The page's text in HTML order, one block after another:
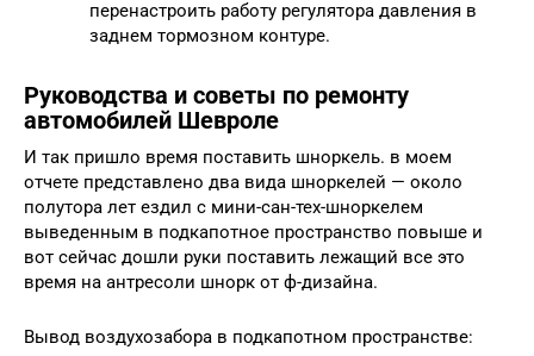
перенастроить работу регулятора давления в
заднем тормозном контуре.
Руководства и советы по ремонту
автомобилей Шевроле
И так пришло время поставить шноркель. в моем
отчете представлено два вида шноркелей — около
полутора лет ездил с мини-сан-тех-шноркелем
выведенным в подкапотное пространство повыше и
вот сейчас дошли руки поставить лежащий все это
время на антресоли шнорк от ф-дизайна.
Вывод воздухозабора в подкапотном пространстве: